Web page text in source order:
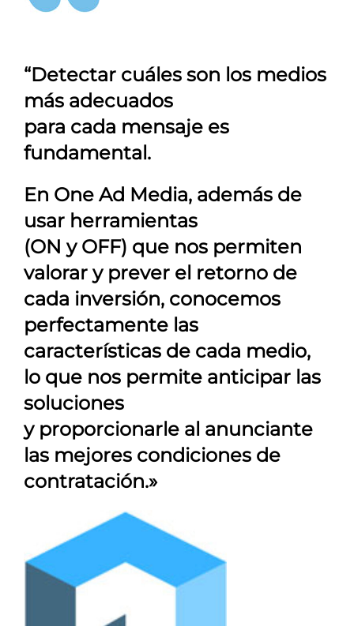
“Detectar cuáles son los medios
más adecuados
para cada mensaje es
fundamental.
En One Ad Media, además de
usar herramientas
(ON y OFF) que nos permiten
valorar y prever el retorno de
cada inversión, conocemos
perfectamente las
características de cada medio,
lo que nos permite anticipar las
soluciones
y proporcionarle al anunciante
las mejores condiciones de
contratación.»